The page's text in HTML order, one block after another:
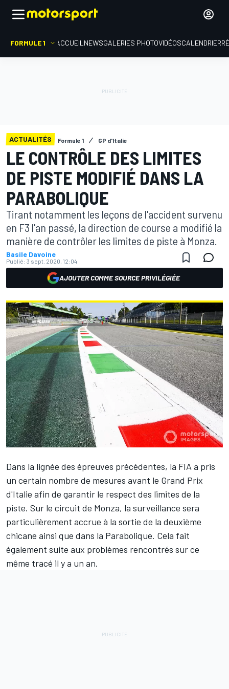
FORMULE 1 ACCUEIL NEWSGALERIES PHOTOVIDÉOSCALENDRIER
ACTUALITÉS Formule 1 GP d'Italie
LE CONTRÔLE DES LIMITES
DE PISTE MODIFIÉ DANS LA
PARABOLIQUE
Tirant notamment les leçons de l'accident survenu
en F3 l'an passé, la direction de course a modifié la
manière de contrôler les limites de piste à Monza.
Basile Davoine
Publié: 3 sept. 2020, 12:04
AJOUTER COMME SOURCE PRIVILÉGIÉE
Dans la lignée des épreuves précédentes, la FIA a pris
un certain nombre de mesures avant le Grand Prix
d'Italie afin de garantir le respect des limites de la
piste. Sur le circuit de Monza, la surveillance sera
particulièrement accrue à la sortie de la deuxième
chicane ainsi que dans la Parabolique. Cela fait
également suite aux problèmes rencontrés sur ce
même tracé il y a un an.